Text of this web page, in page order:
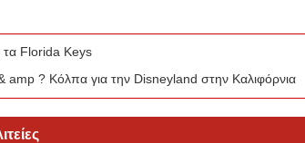
τα Florida Keys
amp ? Κόλπα για την Disneyland στην Καλιφόρνια